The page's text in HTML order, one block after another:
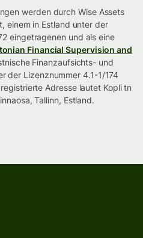
werden durch Wise Assets
einem in Estland unter der
eingetragenen und als eine
Financial Supervision and
Finanzaufsichts- und
der Lizenznummer 4.1-1/174
Adresse lautet Kopli tn
Tallinn, Estland.